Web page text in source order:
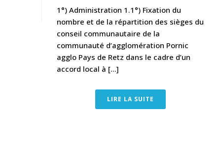
1°) Administration 1.1°) Fixation du
nombre et de la répartition des sièges du
conseil communautaire de la
communauté d’agglomération Pornic
agglo Pays de Retz dans le cadre d’un
accord local à [...]
LIRE LA SUITE